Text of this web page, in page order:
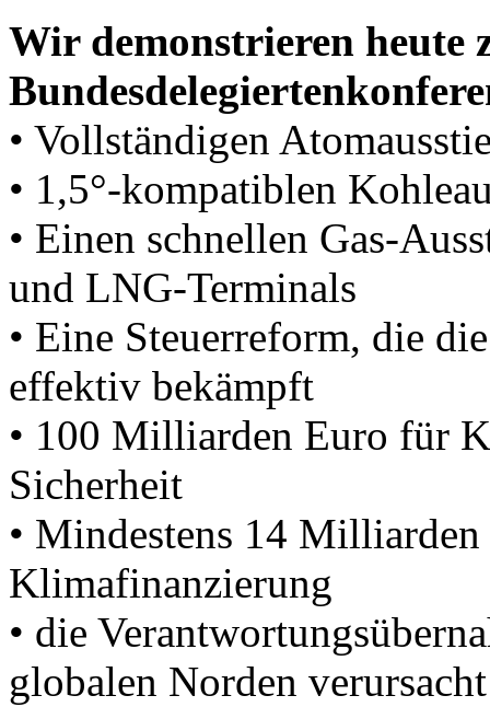
Wir demonstrieren heute
• Vollständigen
• 1,5°-kompatiblen
• Einen schnellen Gas-
und LNG-Terminals
• Eine Steuerreform, die
effektiv bekämpft
• 100 Milliarden Euro für
Sicherheit
• Mindestens 14
Klimafinanzierung
• die
globalen Norden